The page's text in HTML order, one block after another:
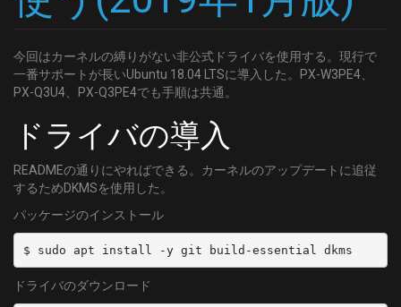
今回はカーネルの縛りがない非公式ドライバを使用する。現行で
一番サポートが長いUbuntu 18.04 LTSに導入した。PX-W3PE4、
PX-Q3U4、PX-Q3PE4でも手順は共通。
ドライバの導入
READMEの通りにやればできる。カーネルのアップデートに追従
するためDKMSを使用した。
パッケージのインストール
ドライバのダウンロード